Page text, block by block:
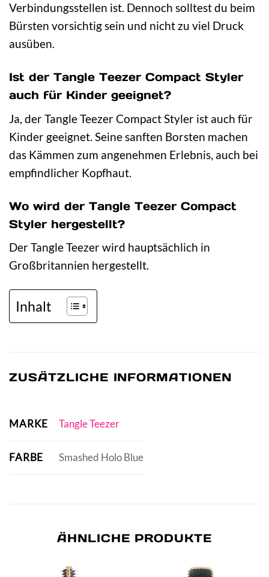
Verbindungsstellen ist. Dennoch solltest du beim
Bürsten vorsichtig sein und nicht zu viel Druck
ausüben.
Ist der Tangle Teezer Compact Styler
auch für Kinder geeignet?
Ja, der Tangle Teezer Compact Styler ist auch für
Kinder geeignet. Seine sanften Borsten machen
das Kämmen zum angenehmen Erlebnis, auch bei
empfindlicher Kopfhaut.
Wo wird der Tangle Teezer Compact
Styler hergestellt?
Der Tangle Teezer wird hauptsächlich in
Großbritannien hergestellt.
Inhalt
ZUSÄTZLICHE INFORMATIONEN
MARKE Tangle Teezer
FARBE Smashed Holo Blue
ÄHNLICHE PRODUKTE